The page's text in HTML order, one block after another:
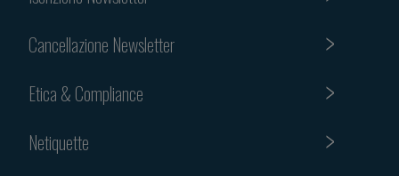
Cancellazione Newsletter
Etica & Compliance
Netiquette